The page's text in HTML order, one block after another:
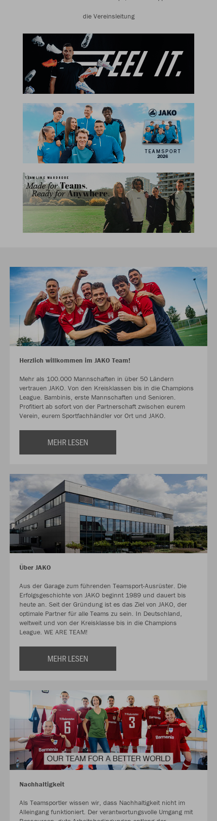
die Vereinsleitung
Herzlich willkommen im JAKO Team!
Mehr als 100.000 Mannschaften in über 50 Ländern
vertrauen JAKO. Von den Kreisklassen bis in die Champions
League. Bambinis, erste Mannschaften und Senioren.
Profitiert ab sofort von der Partnerschaft zwischen eurem
Verein, eurem Sportfachhändler vor Ort und JAKO.
MEHR LESEN
Über JAKO
Aus der Garage zum führenden Teamsport-Ausrüster. Die
Erfolgsgeschichte von JAKO beginnt 1989 und dauert bis
heute an. Seit der Gründung ist es das Ziel von JAKO, der
optimale Partner für alle Teams zu sein. In Deutschland,
weltweit und von der Kreisklasse bis in die Champions
League. WE ARE TEAM!
MEHR LESEN
Nachhaltigkeit
Als Teamsportler wissen wir, dass Nachhaltigkeit nicht im
Alleingang funktioniert. Der verantwortungsvolle Umgang mit